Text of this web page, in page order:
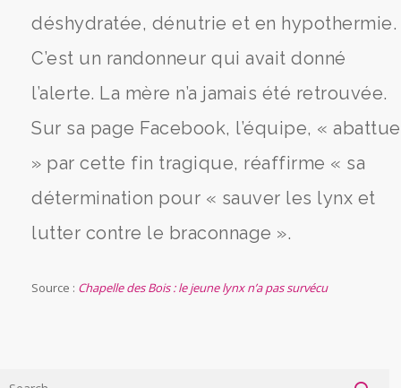
déshydratée, dénutrie et en hypothermie.
C’est un randonneur qui avait donné
l’alerte. La mère n’a jamais été retrouvée.
Sur sa page Facebook, l’équipe, « abattue
» par cette fin tragique, réaffirme « sa
détermination pour « sauver les lynx et
lutter contre le braconnage ».
Source : Chapelle des Bois : le jeune lynx n’a pas survécu